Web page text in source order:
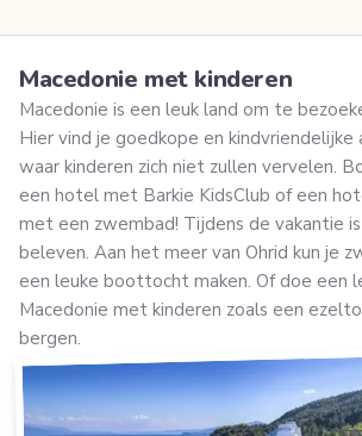
Macedonie met kinderen
Macedonie is een leuk land om te
Hier vind je goedkope en kindvriendelijke
waar kinderen zich niet zullen vervelen.
een hotel met Barkie KidsClub of een
met een zwembad! Tijdens de vakantie
beleven. Aan het meer van Ohrid kun je
een leuke boottocht maken. Of doe een
Macedonie met kinderen zoals een
bergen.